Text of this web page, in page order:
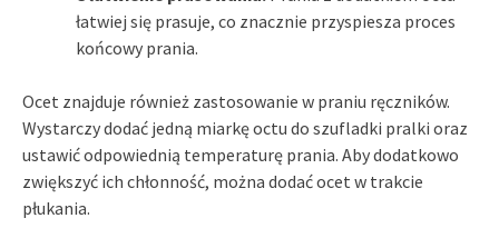
łatwiej się prasuje, co znacznie przyspiesza proces
końcowy prania.
Ocet znajduje również zastosowanie w praniu ręczników.
Wystarczy dodać jedną miarkę octu do szufladki pralki oraz
ustawić odpowiednią temperaturę prania. Aby dodatkowo
zwiększyć ich chłonność, można dodać ocet w trakcie
płukania.